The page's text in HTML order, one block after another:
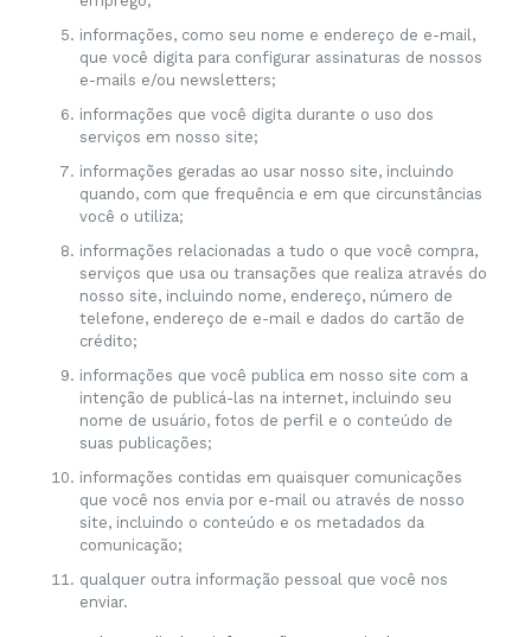
informações, como seu nome e endereço de e-mail,
que você digita para configurar assinaturas de nossos
e-mails e/ou newsletters;
informações que você digita durante o uso dos
serviços em nosso site;
informações geradas ao usar nosso site, incluindo
quando, com que frequência e em que circunstâncias
você o utiliza;
informações relacionadas a tudo o que você compra,
serviços que usa ou transações que realiza através do
nosso site, incluindo nome, endereço, número de
telefone, endereço de e-mail e dados do cartão de
crédito;
informações que você publica em nosso site com a
intenção de publicá-las na internet, incluindo seu
nome de usuário, fotos de perfil e o conteúdo de
suas publicações;
informações contidas em quaisquer comunicações
que você nos envia por e-mail ou através de nosso
site, incluindo o conteúdo e os metadados da
comunicação;
qualquer outra informação pessoal que você nos
enviar.